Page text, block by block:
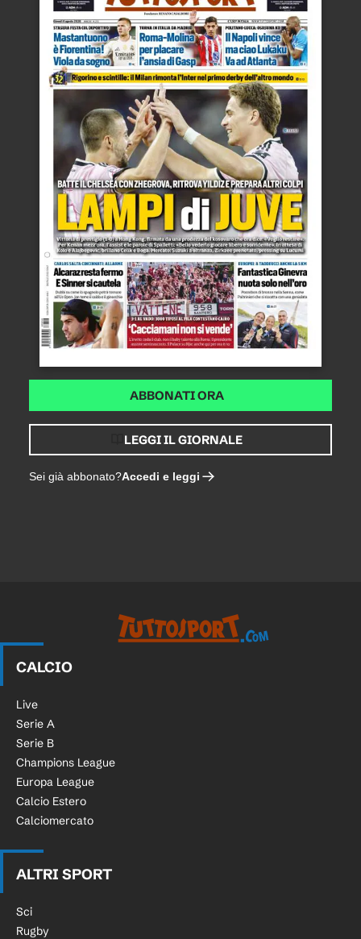
ABBONATI ORA
LEGGI IL GIORNALE
Sei già abbonato?Accedi e leggi
CALCIO
Live
Serie A
Serie B
Champions League
Europa League
Calcio Estero
Calciomercato
ALTRI SPORT
Sci
Rugby